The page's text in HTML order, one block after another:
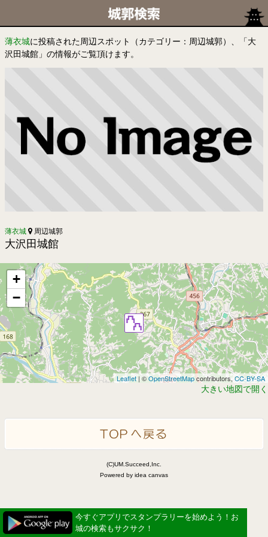
薄衣城に投稿された周辺スポット（カテゴリー：周辺城郭）、「大
沢田城館」の情報がご覧頂けます。
薄衣城 周辺城郭
大沢田城館
+
−
Leaflet | ©OpenStreetMapcontributors,CC-BY-SA
大きい地図で開く
(C)UM.Succeed,Inc.
Powered by idea canvas
今すぐアプリでスタンプラリーを始めよう！お
城の検索もサクサク！